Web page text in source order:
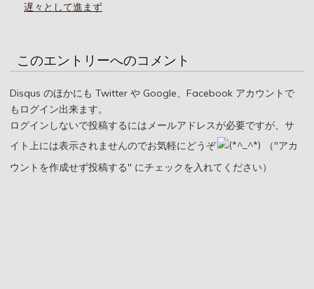
遅々として進まず
このエントリーへのコメント
Disqus のほかにも Twitter や Google、Facebook アカウントで
もログイン出来ます。
ログインしないで投稿するにはメールアドレスが必要ですが、サ
イト上には表示されませんのでお気軽にどうぞ
（"アカ
ウントを作成せず投稿する" にチェックを入れてください）